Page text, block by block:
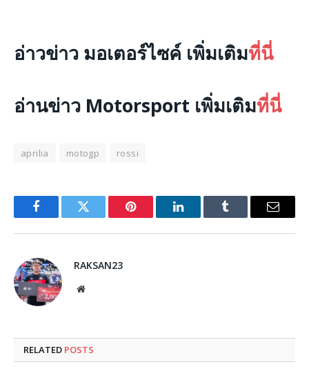
อ่าวข่าว มอเตอร์ไซค์ เพิ่มเติมที่นี่
อ่านข่าว Motorsport เพิ่มเติมที่นี่
aprilia motogp rossi
FacebookTwitter Pinterest LinkedInTumblr Email
RAKSAN23
Website
RELATED POSTS